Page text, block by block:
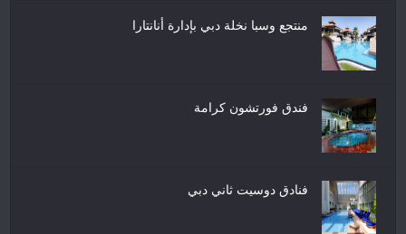
منتجع وسبا نخلة دبي بإدارة أنانتارا
فندق فورتشون كرامة
فنادق دوسيت ثاني دبي